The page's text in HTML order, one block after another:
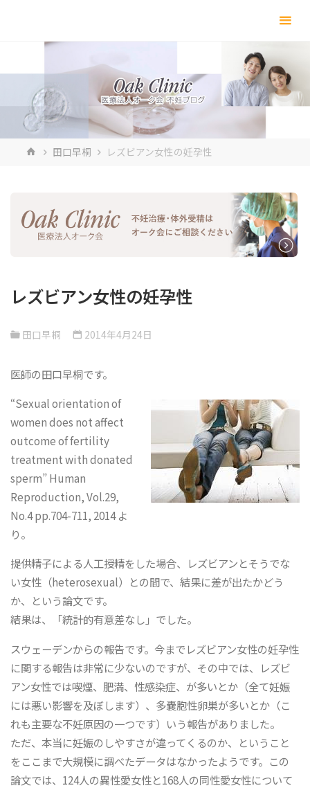
キ
ホ 田口早桐 レズビアン女性の妊孕性
レズビアン女性の妊孕性
田口早桐 2014年4月24日
医師の田口早桐です。
“Sexual orientation of
women does not affect
outcome of fertility
treatment with donated
sperm” Human
Reproduction, Vol.29,
No.4 pp.704-711, 2014 よ
り。
提供精子による人工授精をした場合、レズビアンとそうでな
い女性（heterosexual）との間で、結果に差が出たかどう
か、という論文です。
結果は、「統計的有意差なし」でした。
スウェーデンからの報告です。今までレズビアン女性の妊孕性
に関する報告は非常に少ないのですが、その中では、レズビ
アン女性では喫煙、肥満、性感染症、が多いとか（全て妊娠
には悪い影響を及ぼします）、多嚢胞性卵巣が多いとか（こ
れも主要な不妊原因の一つです）いう報告がありました。
ただ、本当に妊娠のしやすさが違ってくるのか、ということ
をここまで大規模に調べたデータはなかったようです。この
論文では、124人の異性愛女性と168人の同性愛女性について